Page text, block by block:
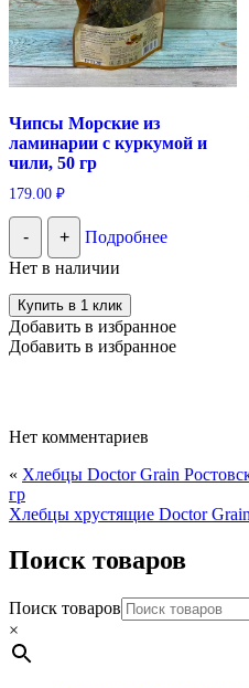
Чипсы Морские из
ламинарии с куркумой и
чили, 50 гр
179.00 ₽
- +
Подробнее
Нет в наличии
Купить в 1 клик
Добавить в избранное
Добавить в избранное
Нет комментариев
« Хлебцы Doctor Grain
гр
Хлебцы хрустящие Doctor
Поиск товаров
Поиск товаров
×